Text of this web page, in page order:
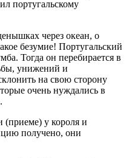
португальскому
через океан, о
безумие! Португальский
Тогда он перебирается в
унижений и
на свою сторону
очень нуждались в
(приеме) у короля и
получено, они